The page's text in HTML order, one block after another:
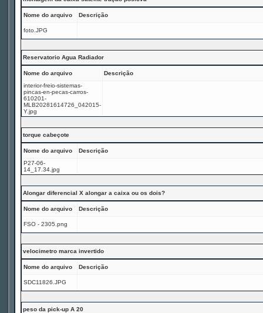
Nome do arquivo Descrição
foto.JPG
Reservatorio Agua Radiador
Nome do arquivo
Descrição
interior-freio-sistemas-
pincas-en-pecas-carros-
610201-
MLB20281614726_042015-
Y.jpg
torque cabeçote
Nome do arquivo
Descrição
P27-06-
14_17.34.jpg
Alongar diferencial X alongar a caixa ou os dois?
Nome do arquivo Descrição
FSO - 2305.png
velocimetro marca invertido
Nome do arquivo Descrição
SDC11826.JPG
peso da pick-up A 20